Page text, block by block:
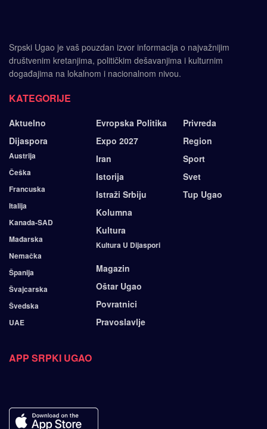
Srpski Ugao je vaš pouzdan izvor informacija o najvažnijim
društvenim kretanjima, političkim dešavanjima i kulturnim
događajima na lokalnom i nacionalnom nivou.
KATEGORIJE
Aktuelno
Dijaspora
Austrija
Češka
Francuska
Italija
Kanada-SAD
Mađarska
Nemačka
Španija
Švajcarska
Švedska
UAE
Evropska Politika
Expo 2027
Iran
Istorija
Istraži Srbiju
Kolumna
Kultura
Kultura U Dijaspori
Magazin
Oštar Ugao
Povratnici
Pravoslavlje
Privreda
Region
Sport
Svet
Tup Ugao
APP SRPKI UGAO